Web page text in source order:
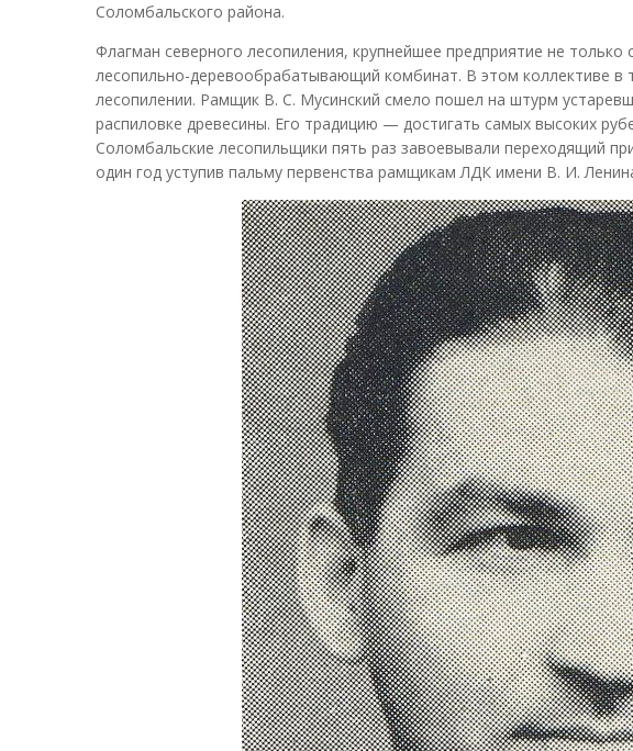
Соломбальского района.
Флагман северного лесопиления, крупнейшее предприятие не
лесопильно-деревообрабатывающий комбинат. В этом коллективе в
лесопилении. Рамщик В. С. Мусинский смело пошел на штурм
распиловке древесины. Его традицию — достигать самых высоких
Соломбальские лесопильщики пять раз завоевывали переходящий
один год уступив пальму первенства рамщикам ЛДК имени В. И.